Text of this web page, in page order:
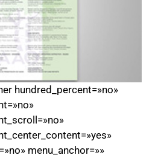
hundred_percent=»no»
menu_anchor=»»